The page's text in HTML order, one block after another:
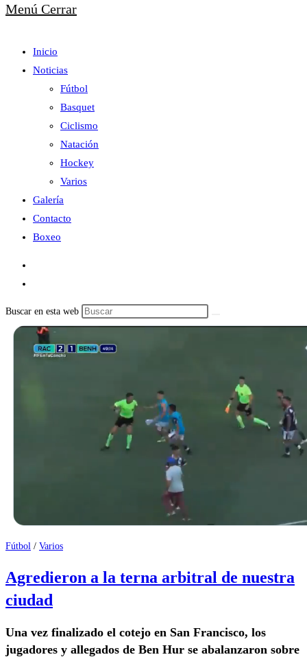
Menú Cerrar
Inicio
Noticias
Fútbol
Basquet
Ciclismo
Natación
Hockey
Varios
Galería
Contacto
Boxeo
Buscar en esta web
Fútbol / Varios
Agredieron a la terna arbitral de nuestra
ciudad
Una vez finalizado el cotejo en San Francisco, los
jugadores y allegados de Ben Hur se abalanzaron sobre